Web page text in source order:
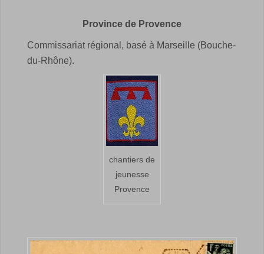
Province de Provence
Commissariat régional, basé à Marseille (Bouche-
du-Rhône).
chantiers de
jeunesse
Provence